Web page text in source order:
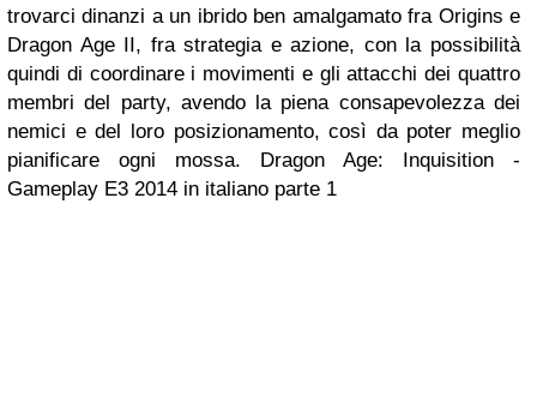
trovarci dinanzi a un ibrido ben amalgamato fra Origins e
Dragon Age II, fra strategia e azione, con la possibilità
quindi di coordinare i movimenti e gli attacchi dei quattro
membri del party, avendo la piena consapevolezza dei
nemici e del loro posizionamento, così da poter meglio
pianificare ogni mossa. Dragon Age: Inquisition -
Gameplay E3 2014 in italiano parte 1